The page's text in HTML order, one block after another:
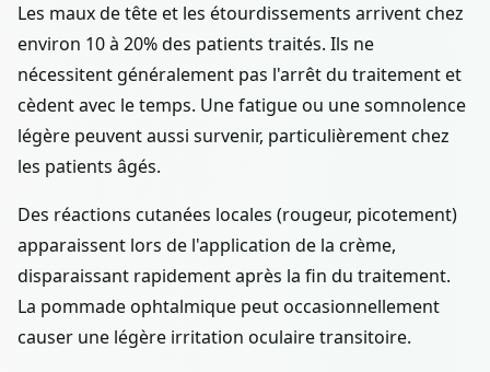
Les maux de tête et les étourdissements arrivent chez
environ 10 à 20% des patients traités. Ils ne
nécessitent généralement pas l'arrêt du traitement et
cèdent avec le temps. Une fatigue ou une somnolence
légère peuvent aussi survenir, particulièrement chez
les patients âgés.
Des réactions cutanées locales (rougeur, picotement)
apparaissent lors de l'application de la crème,
disparaissant rapidement après la fin du traitement.
La pommade ophtalmique peut occasionnellement
causer une légère irritation oculaire transitoire.